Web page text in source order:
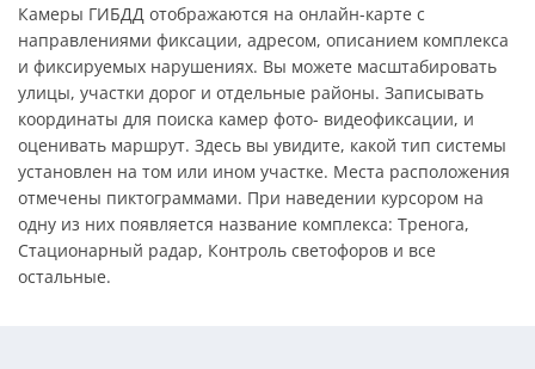
Камеры ГИБДД отображаются на онлайн-карте c
направлениями фиксации, адресом, описанием комплекса
и фиксируемых нарушениях. Вы можете масштабировать
улицы, участки дорог и отдельные районы. Записывать
координаты для поиска камер фото- видеофиксации, и
оценивать маршрут. Здесь вы увидите, какой тип системы
установлен на том или ином участке. Места расположения
отмечены пиктограммами. При наведении курсором на
одну из них появляется название комплекса: Тренога,
Стационарный радар, Контроль светофоров и все
остальные.